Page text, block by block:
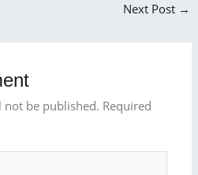
Next Post →
not be published. Required